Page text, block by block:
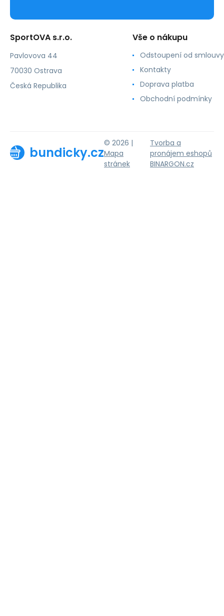
SportOVA s.r.o.
Pavlovova 44
70030 Ostrava
Česká Republika
Vše o nákupu
Odstoupení od smlouvy
Kontakty
Doprava platba
Obchodní podmínky
bundicky.cz
© 2026 |
Mapa
stránek
Tvorba a
pronájem eshopů
BINARGON.cz